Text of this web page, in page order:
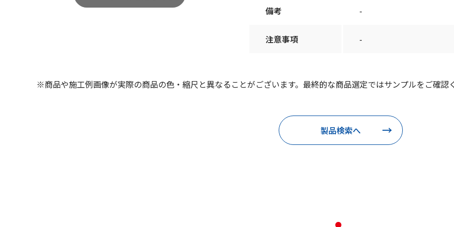
備考 -
注意事項 -
※商品や施工例画像が実際の商品の色・縮尺と異なることがございます。最終的な商品選定ではサンプルをご確認
製品検索へ